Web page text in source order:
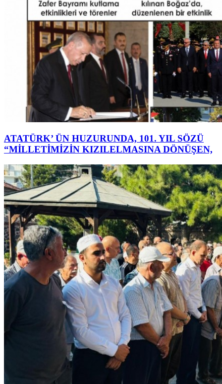
ATATÜRK’ ÜN HUZURUNDA, 101. YIL SÖZÜ
“MİLLETİMİZİN KIZILELMASINA DÖNÜŞEN,